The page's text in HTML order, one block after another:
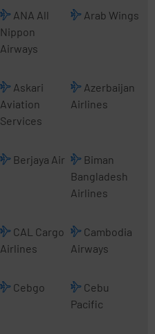
ANA All
Nippon
Airways
Arab Wings
Askari
Aviation
Services
Azerbaijan
Airlines
Berjaya Air
Biman
Bangladesh
Airlines
CAL Cargo
Airlines
Cambodia
Airways
Cebgo
Cebu
Pacific